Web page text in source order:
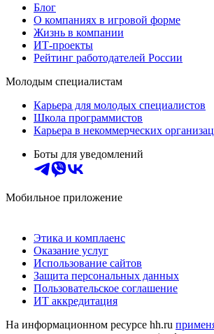
Блог
О компаниях в игровой форме
Жизнь в компании
ИТ-проекты
Рейтинг работодателей России
Молодым специалистам
Карьера для молодых специалистов
Школа программистов
Карьера в некоммерческих
Боты для уведомлений
Мобильное приложение
Этика и комплаенс
Оказание услуг
Использование сайтов
Защита персональных данных
Пользовательское соглашение
ИТ аккредитация
На информационном ресурсе hh.ru